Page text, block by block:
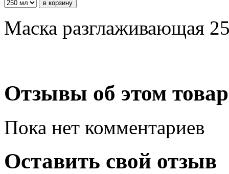
Маска разглаживающая
Отзывы об этом
Пока нет комментариев
Оставить свой отзыв